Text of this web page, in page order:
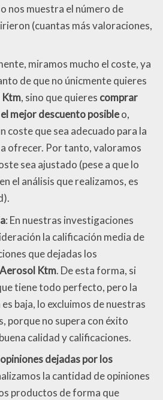
nos muestra el número de
(cuantas más valoraciones,
miramos mucho el coste, ya
de que no únicmente quieres
Ktm, sino que quieres comprar
mejor descuento posibleo,
coste que sea adecuado para la
ofrecer. Por tanto, valoramos
sea ajustado (pese a que lo
el análisis que realizamos, es
: En nuestras investigaciones
la calificación media de
que dejadas los
Ktm. De esta forma, si
tiene todo perfecto, pero la
baja, lo excluimos de nuestras
porque no supera con éxito
calidad y calificaciones.
dejadas por los
la cantidad de opiniones
productos de forma que